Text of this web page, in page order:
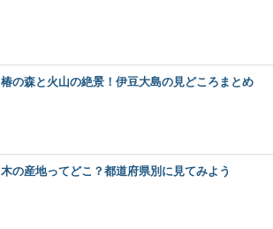
県の「魚梁瀬杉（やなせすぎ）」。 天然魚...
と物語～
日本人なら知っておきたい日本の木材をご紹介するシリ
椿の森と火山の絶景！伊豆大島の見どころまとめ
木の産地ってどこ？都道府県別に見てみよう